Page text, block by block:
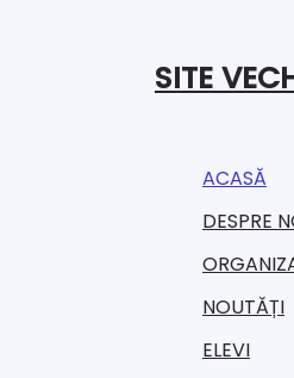
SITE
ACASĂ
DESPRE
NOUTĂȚI
ELEVI